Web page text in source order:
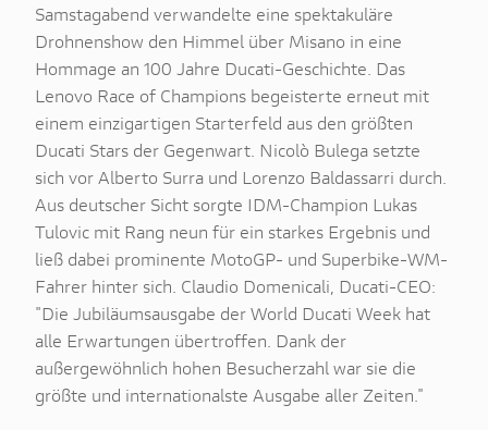
Samstagabend verwandelte eine spektakuläre
Drohnenshow den Himmel über Misano in eine
Hommage an 100 Jahre Ducati-Geschichte. Das
Lenovo Race of Champions begeisterte erneut mit
einem einzigartigen Starterfeld aus den größten
Ducati Stars der Gegenwart. Nicolò Bulega setzte
sich vor Alberto Surra und Lorenzo Baldassarri durch.
Aus deutscher Sicht sorgte IDM-Champion Lukas
Tulovic mit Rang neun für ein starkes Ergebnis und
ließ dabei prominente MotoGP- und Superbike-WM-
Fahrer hinter sich. Claudio Domenicali, Ducati-CEO:
"Die Jubiläumsausgabe der World Ducati Week hat
alle Erwartungen übertroffen. Dank der
außergewöhnlich hohen Besucherzahl war sie die
größte und internationalste Ausgabe aller Zeiten."